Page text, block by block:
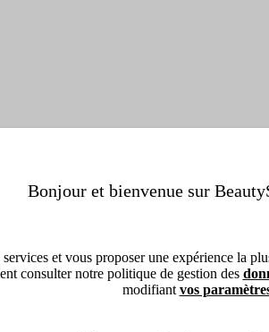
Bonjour et bienvenue sur
et vous proposer une expérience la
consulter notre politique de gestion des
modifiant vos